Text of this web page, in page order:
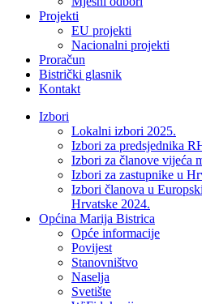
Projekti
EU projekti
Nacionalni projekti
Proračun
Bistrički glasnik
Kontakt
Izbori
Lokalni izbori 2025.
Izbori za predsjednika
Izbori za članove vijeća
Izbori za zastupnike u
Izbori članova u
Hrvatske 2024.
Općina Marija Bistrica
Opće informacije
Povijest
Stanovništvo
Naselja
Svetište